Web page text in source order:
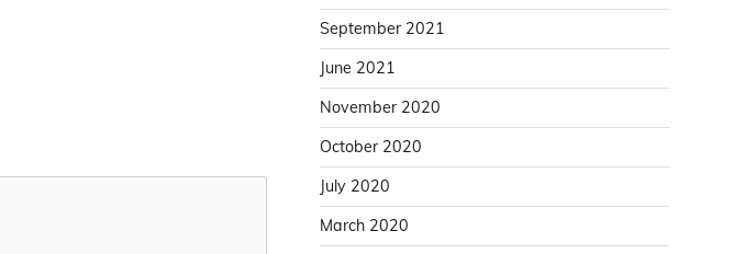
September 2021
June 2021
November 2020
October 2020
July 2020
March 2020